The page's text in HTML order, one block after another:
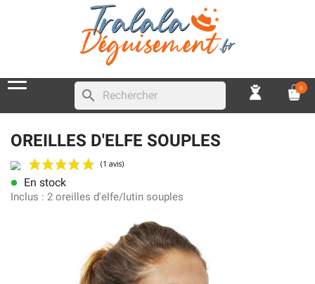
search 0
OREILLES D'ELFE SOUPLES
(1 avis)
lens En stock
Inclus : 2 oreilles d'elfe/lutin souples